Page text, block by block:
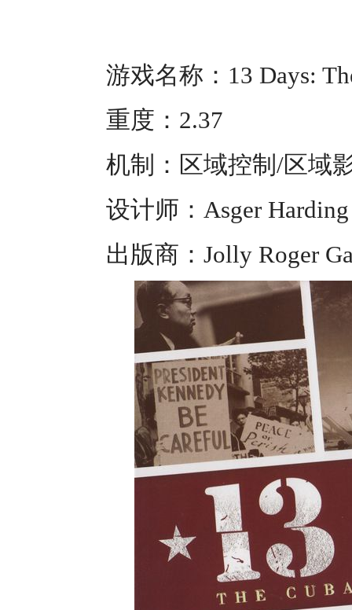
游戏名称：13 Days:
重度：2.37
机制：区域控制/区域
设计师：Asger
出版商：Jolly Roger